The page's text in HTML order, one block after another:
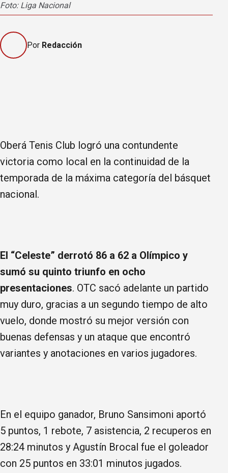
Foto: Liga Nacional
Por Redacción
Oberá Tenis Club logró una contundente
victoria como local en la continuidad de la
temporada de la máxima categoría del básquet
nacional.
El “Celeste” derrotó 86 a 62 a Olímpico y
sumó su quinto triunfo en ocho
presentaciones. OTC sacó adelante un partido
muy duro, gracias a un segundo tiempo de alto
vuelo, donde mostró su mejor versión con
buenas defensas y un ataque que encontró
variantes y anotaciones en varios jugadores.
En el equipo ganador, Bruno Sansimoni aportó
5 puntos, 1 rebote, 7 asistencia, 2 recuperos en
28:24 minutos y Agustín Brocal fue el goleador
con 25 puntos en 33:01 minutos jugados.